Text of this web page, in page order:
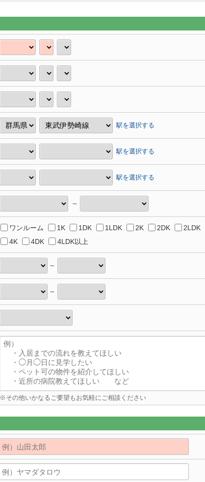
駅を選択する
駅を選択する
駅を選択する
～
ワンルーム 1K 1DK 1LDK 2K 2DK
2LDK
4K
4DK 4LDK以上
～
～
※その他いかなるご要望もお気軽にご相談ください